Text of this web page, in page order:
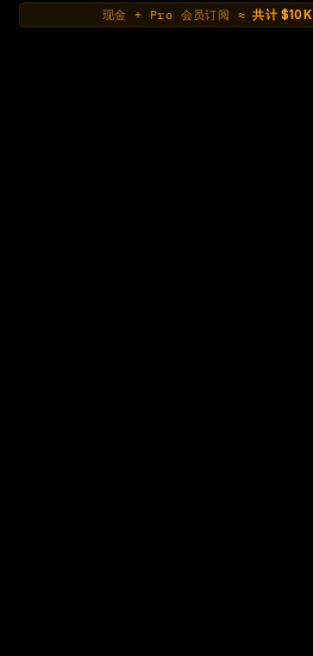
现金 + Pro 会员订阅 ≈ 共计 $10K